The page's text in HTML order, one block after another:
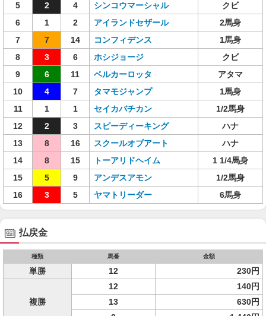
5
2 4 シンコウマーシャル
クビ
6
1 2 アイランドセザール
2馬身
7
7 14 コンフィデンス
1馬身
8
3 6 ホシジョージ
クビ
9
6 11 ベルカーロッタ
アタマ
10
4 7 タマモジャンプ
1馬身
11
1 1 セイカバチカン
1/2馬身
12
2 3 スピーディーキング
ハナ
13
8 16 スクールオブアート
ハナ
14
8 15 トーアリドヘイム
1 1/4馬身
15
5 9 アンデスアモン
1/2馬身
16
3 5 ヤマトリーダー 6馬身
払戻金
種類 馬番 金額
単勝 12 230円
複勝
12
140円
13
630円